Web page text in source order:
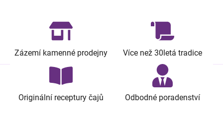
Zázemí kamenné prodejny Více než 30letá tradice
Originální receptury čajů Odbodné poradenství